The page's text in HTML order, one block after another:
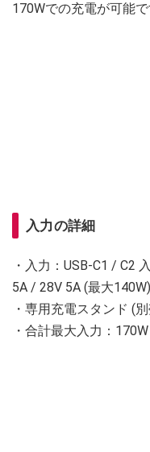
170Wでの充電が可能で
入力の詳細
・入力：USB-C1 / C2
5A / 28V 5A (最大140W)
・専用充電スタンド (
・合計最大入力：170W